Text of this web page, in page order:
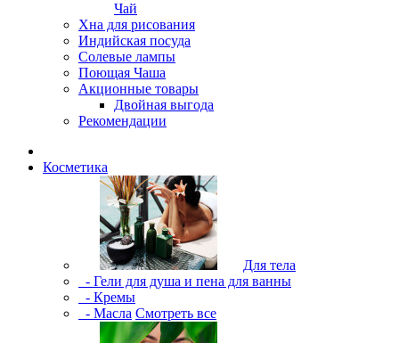
Чай
Хна для рисования
Индийская посуда
Солевые лампы
Поющая Чаша
Акционные товары
Двойная выгода
Рекомендации
Косметика
Для тела
- Гели для душа и пена для ванны
- Кремы
- Масла Смотреть все